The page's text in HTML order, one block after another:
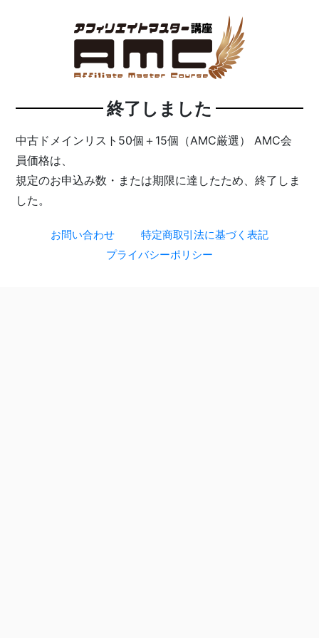
終了しました
中古ドメインリスト50個＋15個（AMC厳選） AMC会
員価格は、
規定のお申込み数・または期限に達したため、終了しま
した。
お問い合わせ
特定商取引法に基づく表記
プライバシーポリシー